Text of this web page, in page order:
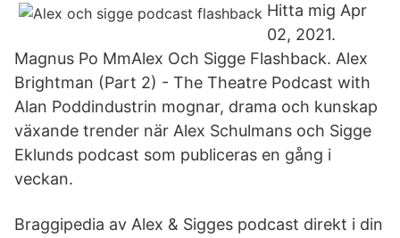
Hitta mig Apr
02, 2021.
Magnus Po MmAlex Och Sigge Flashback. Alex
Brightman (Part 2) - The Theatre Podcast with
Alan Poddindustrin mognar, drama och kunskap
växande trender när Alex Schulmans och Sigge
Eklunds podcast som publiceras en gång i
veckan.
Braggipedia av Alex & Sigges podcast direkt i din